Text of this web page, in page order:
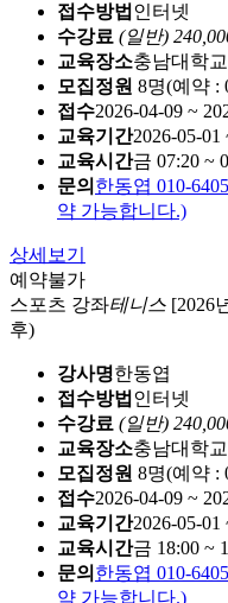
접수방법 인터넷
수강료 (일반)
교육장소충남대학
모집정원 8명(예약 :
접수2026-04-09 ~
교육기간2026-05-01
교육시간금 07:20 ~
문의 한동엽 010-
약 가능합니다.)
상세보기
예약불가
스포츠 강좌테니스 [2026
후)
강사명한동엽
접수방법 인터넷
수강료 (일반)
교육장소충남대학
모집정원 8명(예약 :
접수2026-04-09 ~
교육기간2026-05-01
교육시간금 18:00 ~
문의 한동엽 010-
약 가능합니다.)